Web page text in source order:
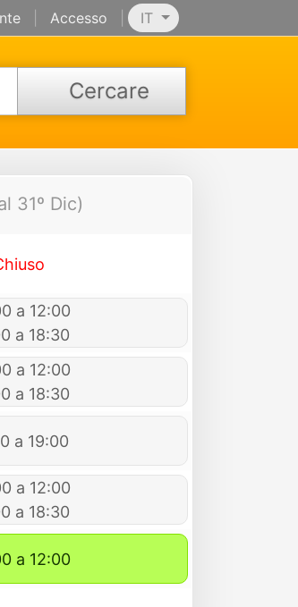
Accesso IT
Cercare
31º Dic)
a 12:00
a 18:30
a 12:00
a 18:30
a 19:00
a 12:00
a 18:30
a 12:00